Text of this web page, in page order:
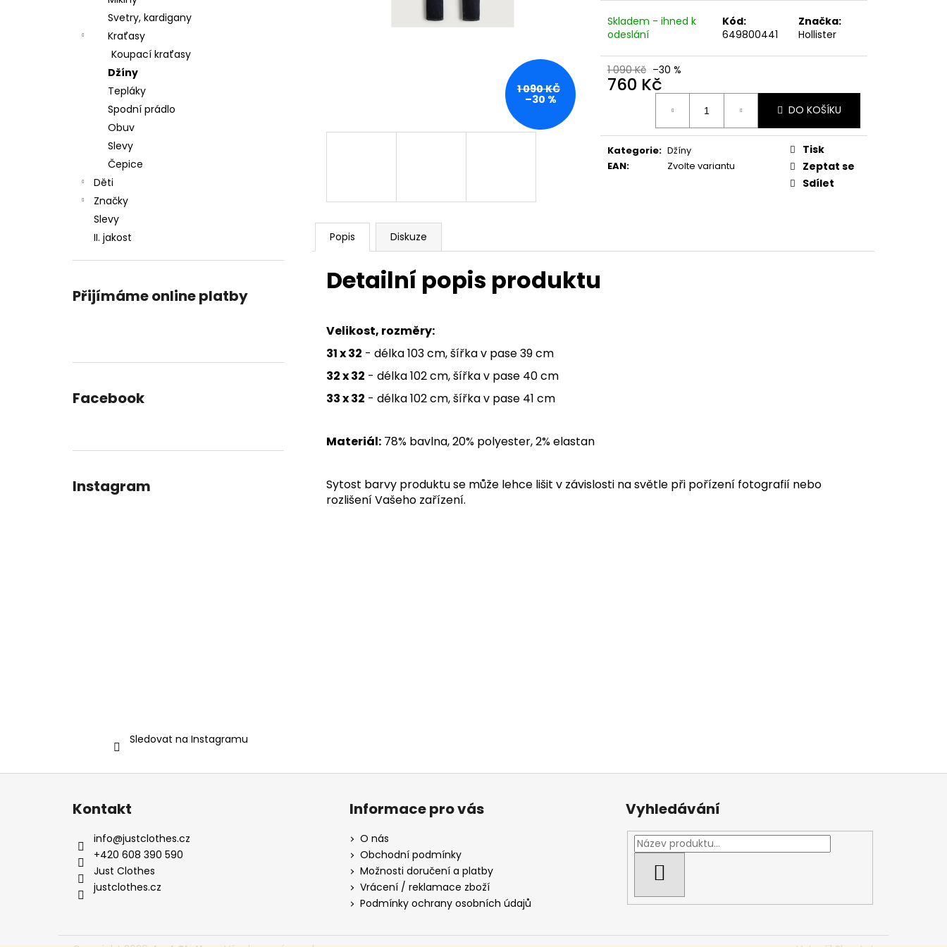
Svetry, kardigany
Kraťasy
Koupací kraťasy
Džíny
Tepláky
Spodní prádlo
Obuv
Slevy
Čepice
Děti
Značky
Slevy
II. jakost
Přijímáme online platby
Facebook
Instagram
Sledovat na Instagramu
Skladem - ihned k
odeslání
Kód:
649800441
Značka:
Hollister
1 090 Kč –30 %
760 Kč
DO KOŠÍKU
Kategorie: Džíny
EAN: Zvolte variantu
Tisk
Zeptat se
Sdílet
1 090 KČ
–30 %
Popis Diskuze
Detailní popis produktu
Velikost, rozměry:
31 x 32 - délka 103 cm, šířka v pase 39 cm
32 x 32 - délka 102 cm, šířka v pase 40 cm
33 x 32 - délka 102 cm, šířka v pase 41 cm
Materiál: 78% bavlna, 20% polyester, 2% elastan
Sytost barvy produktu se může lehce lišit v závislosti na světle při pořízení fotografií nebo
rozlišení Vašeho zařízení.
Z
Kontakt
info@justclothes.cz
+420 608 390 590
Just Clothes
justclothes.cz
Informace pro vás
O nás
Obchodní podmínky
Možnosti doručení a platby
Vrácení / reklamace zboží
Podmínky ochrany osobních údajů
Vyhledávání